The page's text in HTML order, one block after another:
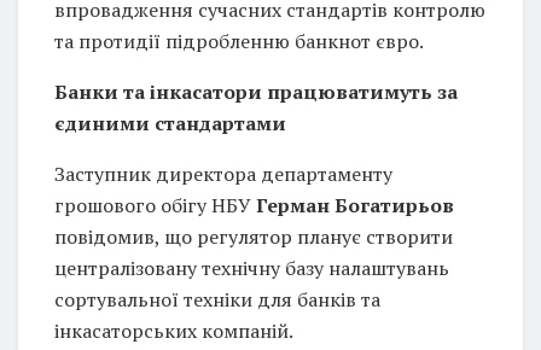
впровадження сучасних стандартів контролю
та протидії підробленню банкнот євро.
Банки та інкасатори працюватимуть за
єдиними стандартами
Заступник директора департаменту
грошового обігу НБУГерман Богатирьов
повідомив, що регулятор планує створити
централізовану технічну базу налаштувань
сортувальної техніки для банків та
інкасаторських компаній.